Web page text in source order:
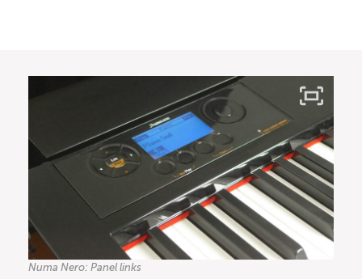
Numa Nero: Panel links